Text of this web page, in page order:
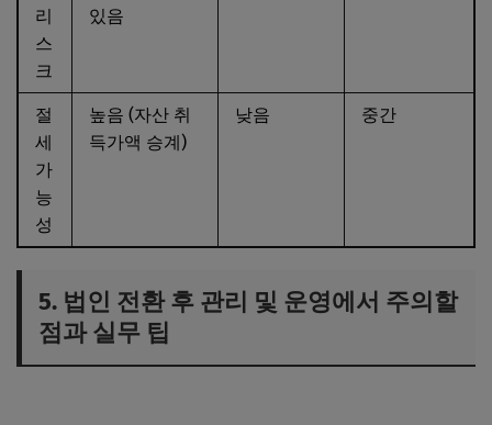
리
스
크
있음
절
세
가
능
성
높음 (자산 취
득가액 승계)
낮음 중간
5. 법인 전환 후 관리 및 운영에서 주의할
점과 실무 팁